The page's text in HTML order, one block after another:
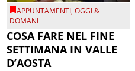
APPUNTAMENTI,OGGI &
DOMANI
COSA FARE NEL FINE
SETTIMANA IN VALLE
D’AOSTA